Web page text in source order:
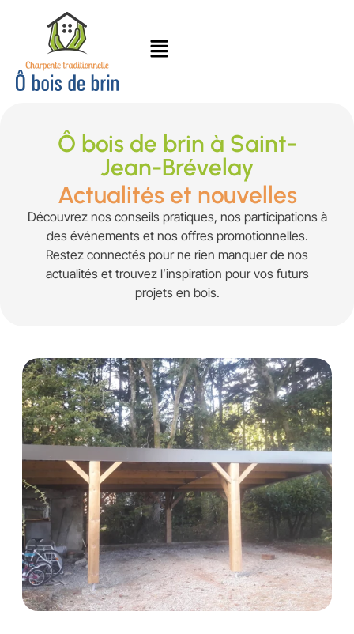
Ô bois de brin à Saint-
Jean-Brévelay
Actualités et nouvelles
Découvrez nos conseils pratiques, nos participations à
des événements et nos offres promotionnelles.
Restez connectés pour ne rien manquer de nos
actualités et trouvez l’inspiration pour vos futurs
projets en bois.